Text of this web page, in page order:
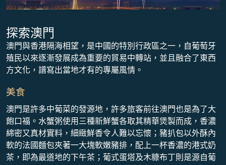
探索澳門
澳門與香港隔海相望，是中國的特別行政區之一，自葡萄牙
殖民以來逐漸發展成為重要的貿易中轉站，並且融合了東西
方文化，譜寫出當地才有的專屬風情。
美食
澳門是許多中葡菜的發源地，許多旅客前往澳門也是為了大
飽口福。水蟹粥使用三種新鮮蟹各取其精華煲製而成，香濃
綿密又真材實料，細緻鮮香令人難以忘懷；豬扒包以外酥內
軟的法國麵包夾著一大塊軟嫩豬排，配上一杯香濃的港式奶
茶，即為最道地的下午茶；葡式蛋塔及木糠布丁則是源自葡